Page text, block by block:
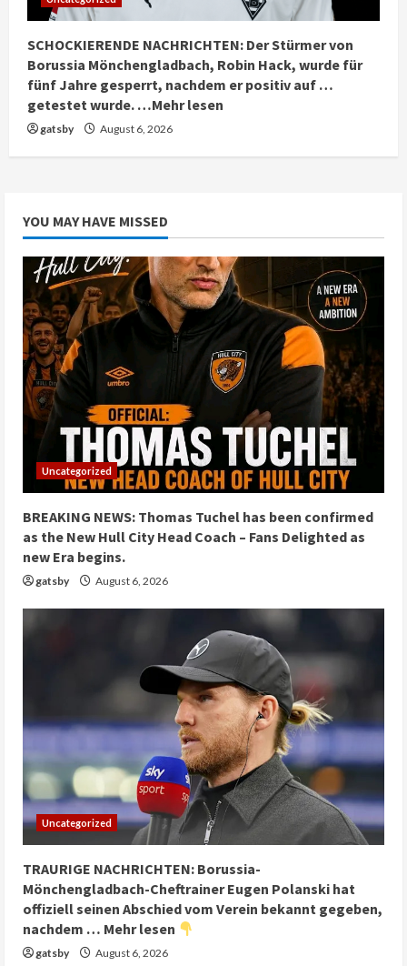
SCHOCKIERENDE NACHRICHTEN: Der Stürmer von
Borussia Mönchengladbach, Robin Hack, wurde für
fünf Jahre gesperrt, nachdem er positiv auf …
getestet wurde. …Mehr lesen
gatsby August 6, 2026
YOU MAY HAVE MISSED
Uncategorized
BREAKING NEWS: Thomas Tuchel has been confirmed
as the New Hull City Head Coach – Fans Delighted as
new Era begins.
gatsby August 6, 2026
Uncategorized
TRAURIGE NACHRICHTEN: Borussia-
Mönchengladbach-Cheftrainer Eugen Polanski hat
offiziell seinen Abschied vom Verein bekannt gegeben,
nachdem … Mehr lesen
gatsby August 6, 2026